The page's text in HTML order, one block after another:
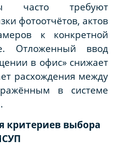
часто требуют
фотоотчётов, актов
к конкретной
Отложенный ввод
в офис» снижает
расхождения между
в системе
критериев выбора